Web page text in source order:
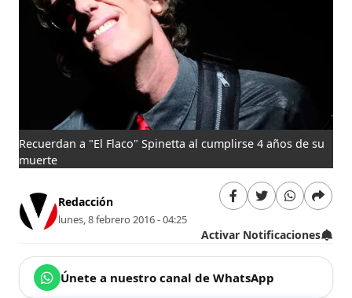
Recuerdan a "El Flaco" Spinetta al cumplirse 4 años de su
muerte
Redacción
lunes, 8 febrero 2016 - 04:25
Activar Notificaciones
Únete a nuestro canal de WhatsApp